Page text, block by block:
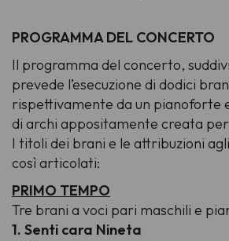
PROGRAMMA DEL CONCERTO
Il programma del concerto,
prevede l’esecuzione di dodici
rispettivamente da un pianoforte
di archi appositamente creata
I titoli dei brani e le attribuzioni
così articolati:
PRIMO TEMPO
Tre brani a voci pari maschili e
1. Senti cara Nineta